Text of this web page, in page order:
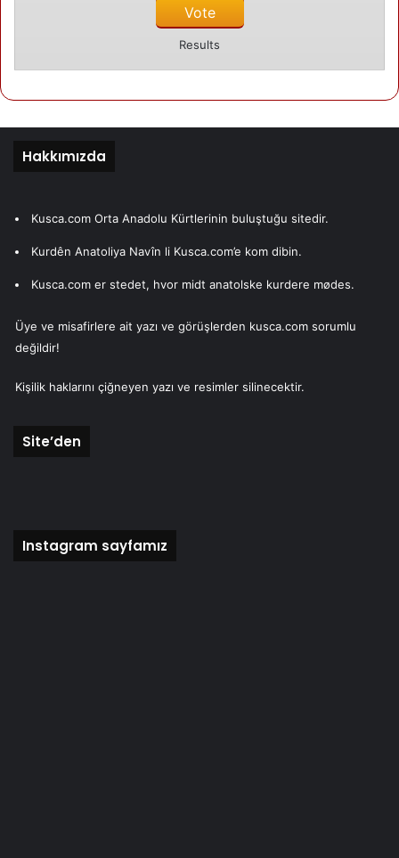
Results
Hakkımızda
Kusca.com Orta Anadolu Kürtlerinin buluştuğu sitedir.
Kurdên Anatoliya Navîn li Kusca.com’e kom dibin.
Kusca.com er stedet, hvor midt anatolske kurdere mødes.
Üye ve misafirlere ait yazı ve görüşlerden kusca.com sorumlu
değildir!
Kişilik haklarını çiğneyen yazı ve resimler silinecektir.
Site’den
Instagram sayfamız